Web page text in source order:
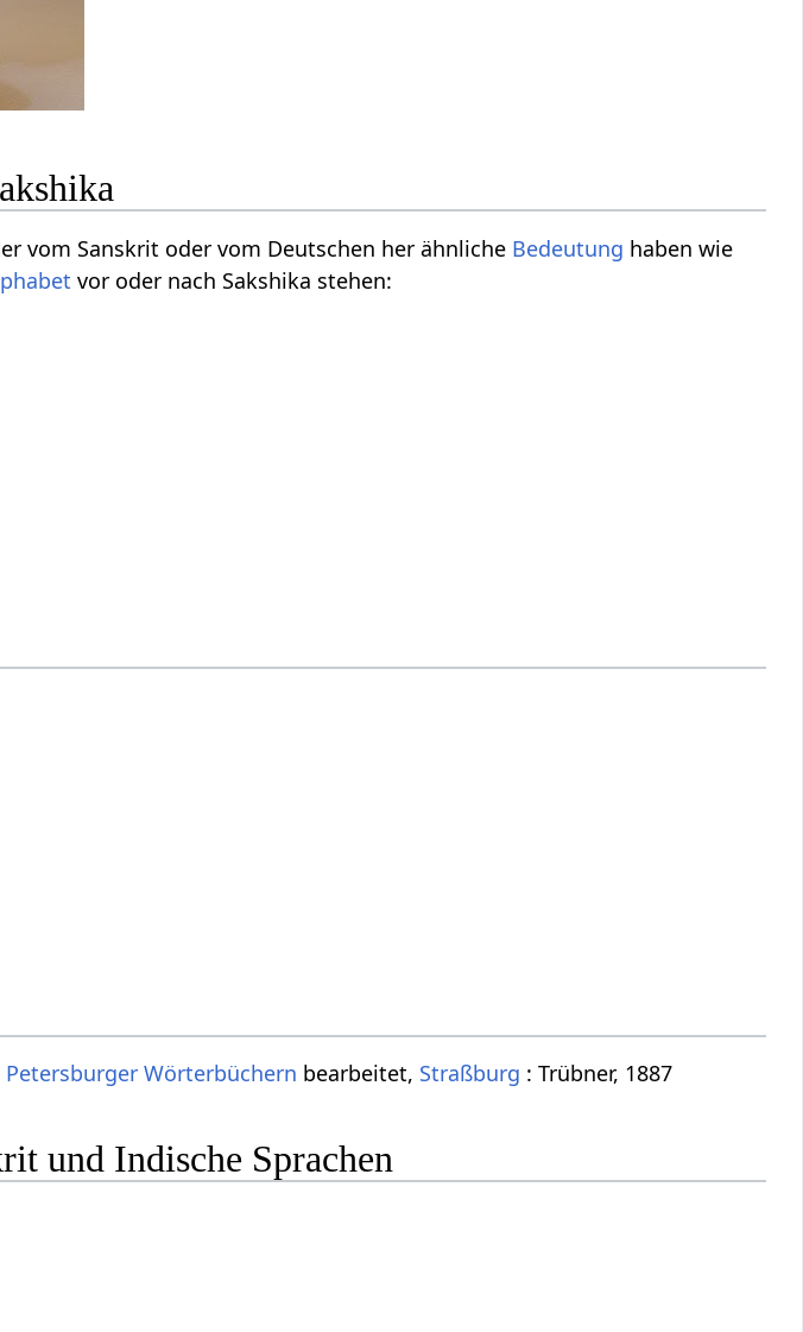
vom Sanskrit oder vom Deutschen her ähnliche Bedeutung haben wie
vor oder nach Sakshika stehen:
Petersburger Wörterbüchern bearbeitet, Straßburg : Trübner, 1887
und Indische Sprachen